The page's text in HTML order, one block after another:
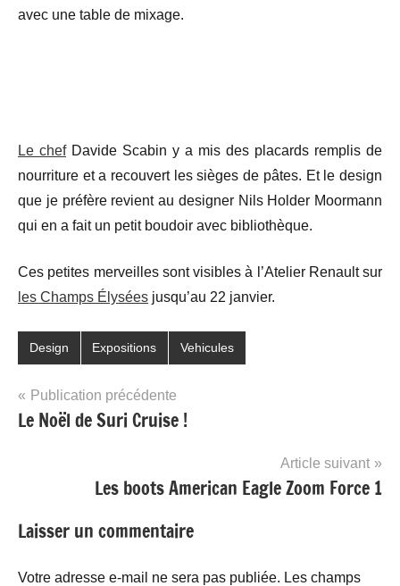
avec une table de mixage.
Le chefDavide Scabin y a mis des placards remplis de
nourriture et a recouvert les sièges de pâtes. Et le design
que je préfère revient au designer Nils Holder Moormann
qui en a fait un petit boudoir avec bibliothèque.
Ces petites merveilles sont visibles à l’Atelier Renault sur
les Champs Élysées jusqu’au 22 janvier.
Design Expositions Vehicules
Navigation
de
Publication précédente
Le Noël de Suri Cruise !
Article suivant
Les boots American Eagle Zoom Force 1
Laisser un commentaire
Votre adresse e-mail ne sera pas publiée. Les champs